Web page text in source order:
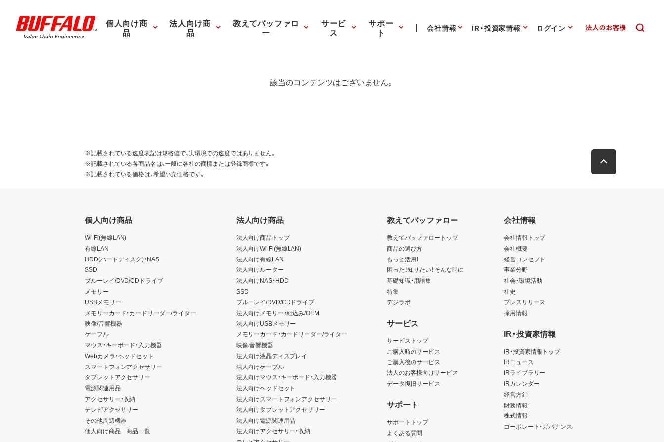
個人向け商
品
法人向け商
品
教えてバッファロ
ー
サービ
ス
サポー
ト 会社情報 IR・投資家情報 ログイン
該当のコンテンツはございません。
※記載されている速度表記は規格値で、実環境での速度ではありません。
※記載されている各商品名は、一般に各社の商標または登録商標です。
※記載されている価格は、希望小売価格です。
個人向け商品
Wi-Fi(無線LAN)
有線LAN
HDD(ハードディスク)・NAS
SSD
ブルーレイ/DVD/CDドライブ
メモリー
USBメモリー
メモリーカード・カードリーダー/ライター
映像/音響機器
ケーブル
マウス・キーボード・入力機器
Webカメラ・ヘッドセット
スマートフォンアクセサリー
タブレットアクセサリー
電源関連用品
アクセサリー・収納
テレビアクセサリー
その他周辺機器
個人向け商品 商品一覧
法人向け商品
法人向け商品トップ
法人向けWi-Fi(無線LAN)
法人向け有線LAN
法人向けルーター
法人向けNAS・HDD
SSD
ブルーレイ/DVD/CDドライブ
法人向けメモリー・組込み/OEM
法人向けUSBメモリー
メモリーカード・カードリーダー/ライター
映像/音響機器
法人向け液晶ディスプレイ
法人向けケーブル
法人向けマウス・キーボード・入力機器
法人向けヘッドセット
法人向けスマートフォンアクセサリー
法人向けタブレットアクセサリー
法人向け電源関連用品
法人向けアクセサリー・収納
教えてバッファロー
教えてバッファロートップ
商品の選び方
もっと活用！
困った！知りたい！そんな時に
基礎知識・用語集
特集
デジラボ
サービス
サービストップ
ご購入時のサービス
ご購入後のサービス
法人のお客様向けサービス
データ復旧サービス
サポート
サポートトップ
よくある質問
会社情報
会社情報トップ
会社概要
経営コンセプト
事業分野
社会・環境活動
社史
プレスリリース
採用情報
IR・投資家情報
IR・投資家情報トップ
IRニュース
IRライブラリー
IRカレンダー
経営方針
財務情報
株式情報
コーポレート・ガバナンス